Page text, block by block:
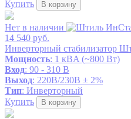
Купить
В корзину
Нет в наличии
14 540 руб.
Инверторный стабилизатор
Мощность: 1 кВA (~800 Вт)
Вход: 90 - 310 В
Выход: 220В/230В ± 2%
Тип: Инверторный
Купить
В корзину